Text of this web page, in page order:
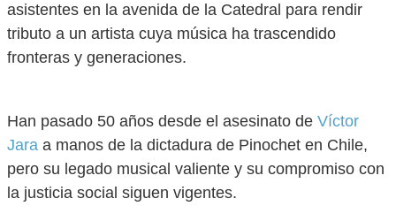
asistentes en la avenida de la Catedral para rendir
tributo a un artista cuya música ha trascendido
fronteras y generaciones.
Han pasado 50 años desde el asesinato de Víctor
Jara a manos de la dictadura de Pinochet en Chile,
pero su legado musical valiente y su compromiso con
la justicia social siguen vigentes.